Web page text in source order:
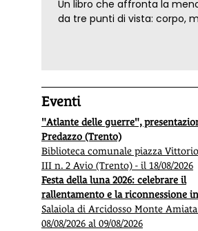
Un libro che affronta la
da tre punti di vista: corpo,
Eventi
"Atlante delle guerre",
Predazzo (Trento)
Biblioteca comunale piazza
III n. 2 Avio (Trento) - il 18/08/2026
Festa della luna 2026: celebrare il
rallentamento e la riconnessione
Salaiola di Arcidosso Monte
08/08/2026 al 09/08/2026